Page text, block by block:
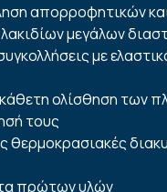
απορροφητικών
μεγάλων
με
ολίσθηση των
τους
θερμοκρασιακές
πρώτων υλών